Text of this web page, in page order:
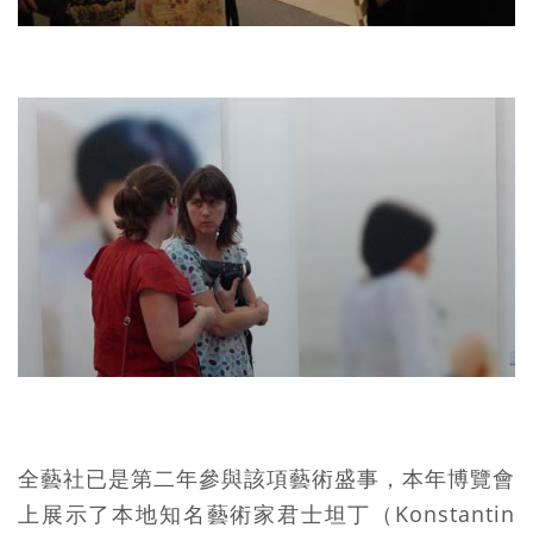
全藝社已是第二年參與該項藝術盛事，本年博覽會
上展示了本地知名藝術家君士坦丁（Konstantin